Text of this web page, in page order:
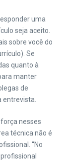
uma
seja aceito.
sobre você do
Se
quanto à
manter
de
entrevista.
nesses
técnica não é
“No